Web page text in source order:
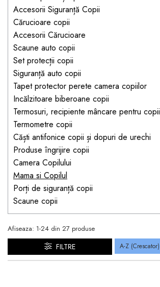
Produse de protecție
mobilier industrial
Bandă avertizare
Cărucioare copii
Accesorii Cărucioare
Set protecții copii
Scaune auto copii
Siguranță auto copii
Tapet protector perete
camera copiilor
Incălzitoare biberoane
copii
Termosuri, recipiente
mâncare pentru copii
Suzete bebe
Termometre copii
Căști antifonice copii și
dopuri de urechi
Produse îngrijire copii
Jocuri de familie sau grup
Masinute, avioane,
motociclete
Jocuri de pictura si desen
Jucarii muzicale
Jucării educative copii
Biciclete și Triciclete
Accesorii Siguranță Copii
Cărucioare copii
Accesorii Cărucioare
Scaune auto copii
Set protecții copii
Siguranță auto copii
Tapet protector perete camera copiilor
Incălzitoare biberoane copii
Termosuri, recipiente mâncare pentru copii
Termometre copii
Căști antifonice copii și dopuri de urechi
Produse îngrijire copii
Camera Copilului
Mama si Copilul
Porți de siguranță copii
Scaune copii
Afiseaza: 1-24 din 27 produse
FILTRE